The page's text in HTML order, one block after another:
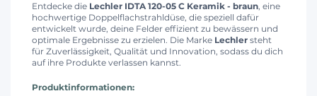
Entdecke die Lechler IDTA 120-05 C Keramik - braun, eine
hochwertige Doppelflachstrahldüse, die speziell dafür
entwickelt wurde, deine Felder effizient zu bewässern und
optimale Ergebnisse zu erzielen. Die Marke Lechler steht
für Zuverlässigkeit, Qualität und Innovation, sodass du dich
auf ihre Produkte verlassen kannst.
Produktinformationen: